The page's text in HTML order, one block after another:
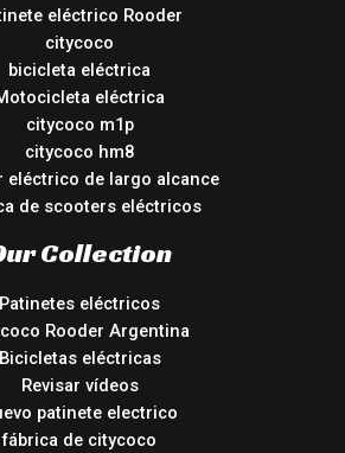
eléctrico Rooder
citycoco
bicicleta eléctrica
eléctrica
citycoco m1p
citycoco hm8
eléctrico de largo alcance
de scooters eléctricos
Collection
Patinetes eléctricos
Rooder Argentina
Bicicletas eléctricas
Revisar vídeos
patinete electrico
fábrica de citycoco